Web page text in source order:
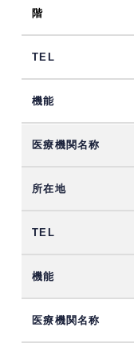
階